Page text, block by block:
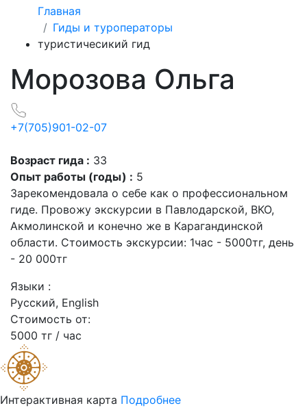
Главная
Гиды и туроператоры
туристичесикий гид
Морозова Ольга
+7(705)901-02-07
Возраст гида : 33
Опыт работы (годы) : 5
Зарекомендовала о себе как о профессиональном
гиде. Провожу экскурсии в Павлодарской, ВКО,
Акмолинской и конечно же в Карагандинской
области. Стоимость экскурсии: 1час - 5000тг, день
- 20 000тг
Языки :
Русский, English
Стоимость от:
5000 тг / час
Интерактивная карта Подробнее